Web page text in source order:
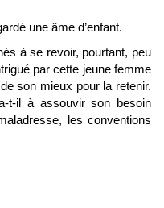
une âme d’enfant.
à se revoir, pourtant, peu
par cette jeune femme
son mieux pour la retenir.
t-il à assouvir son besoin
les conventions